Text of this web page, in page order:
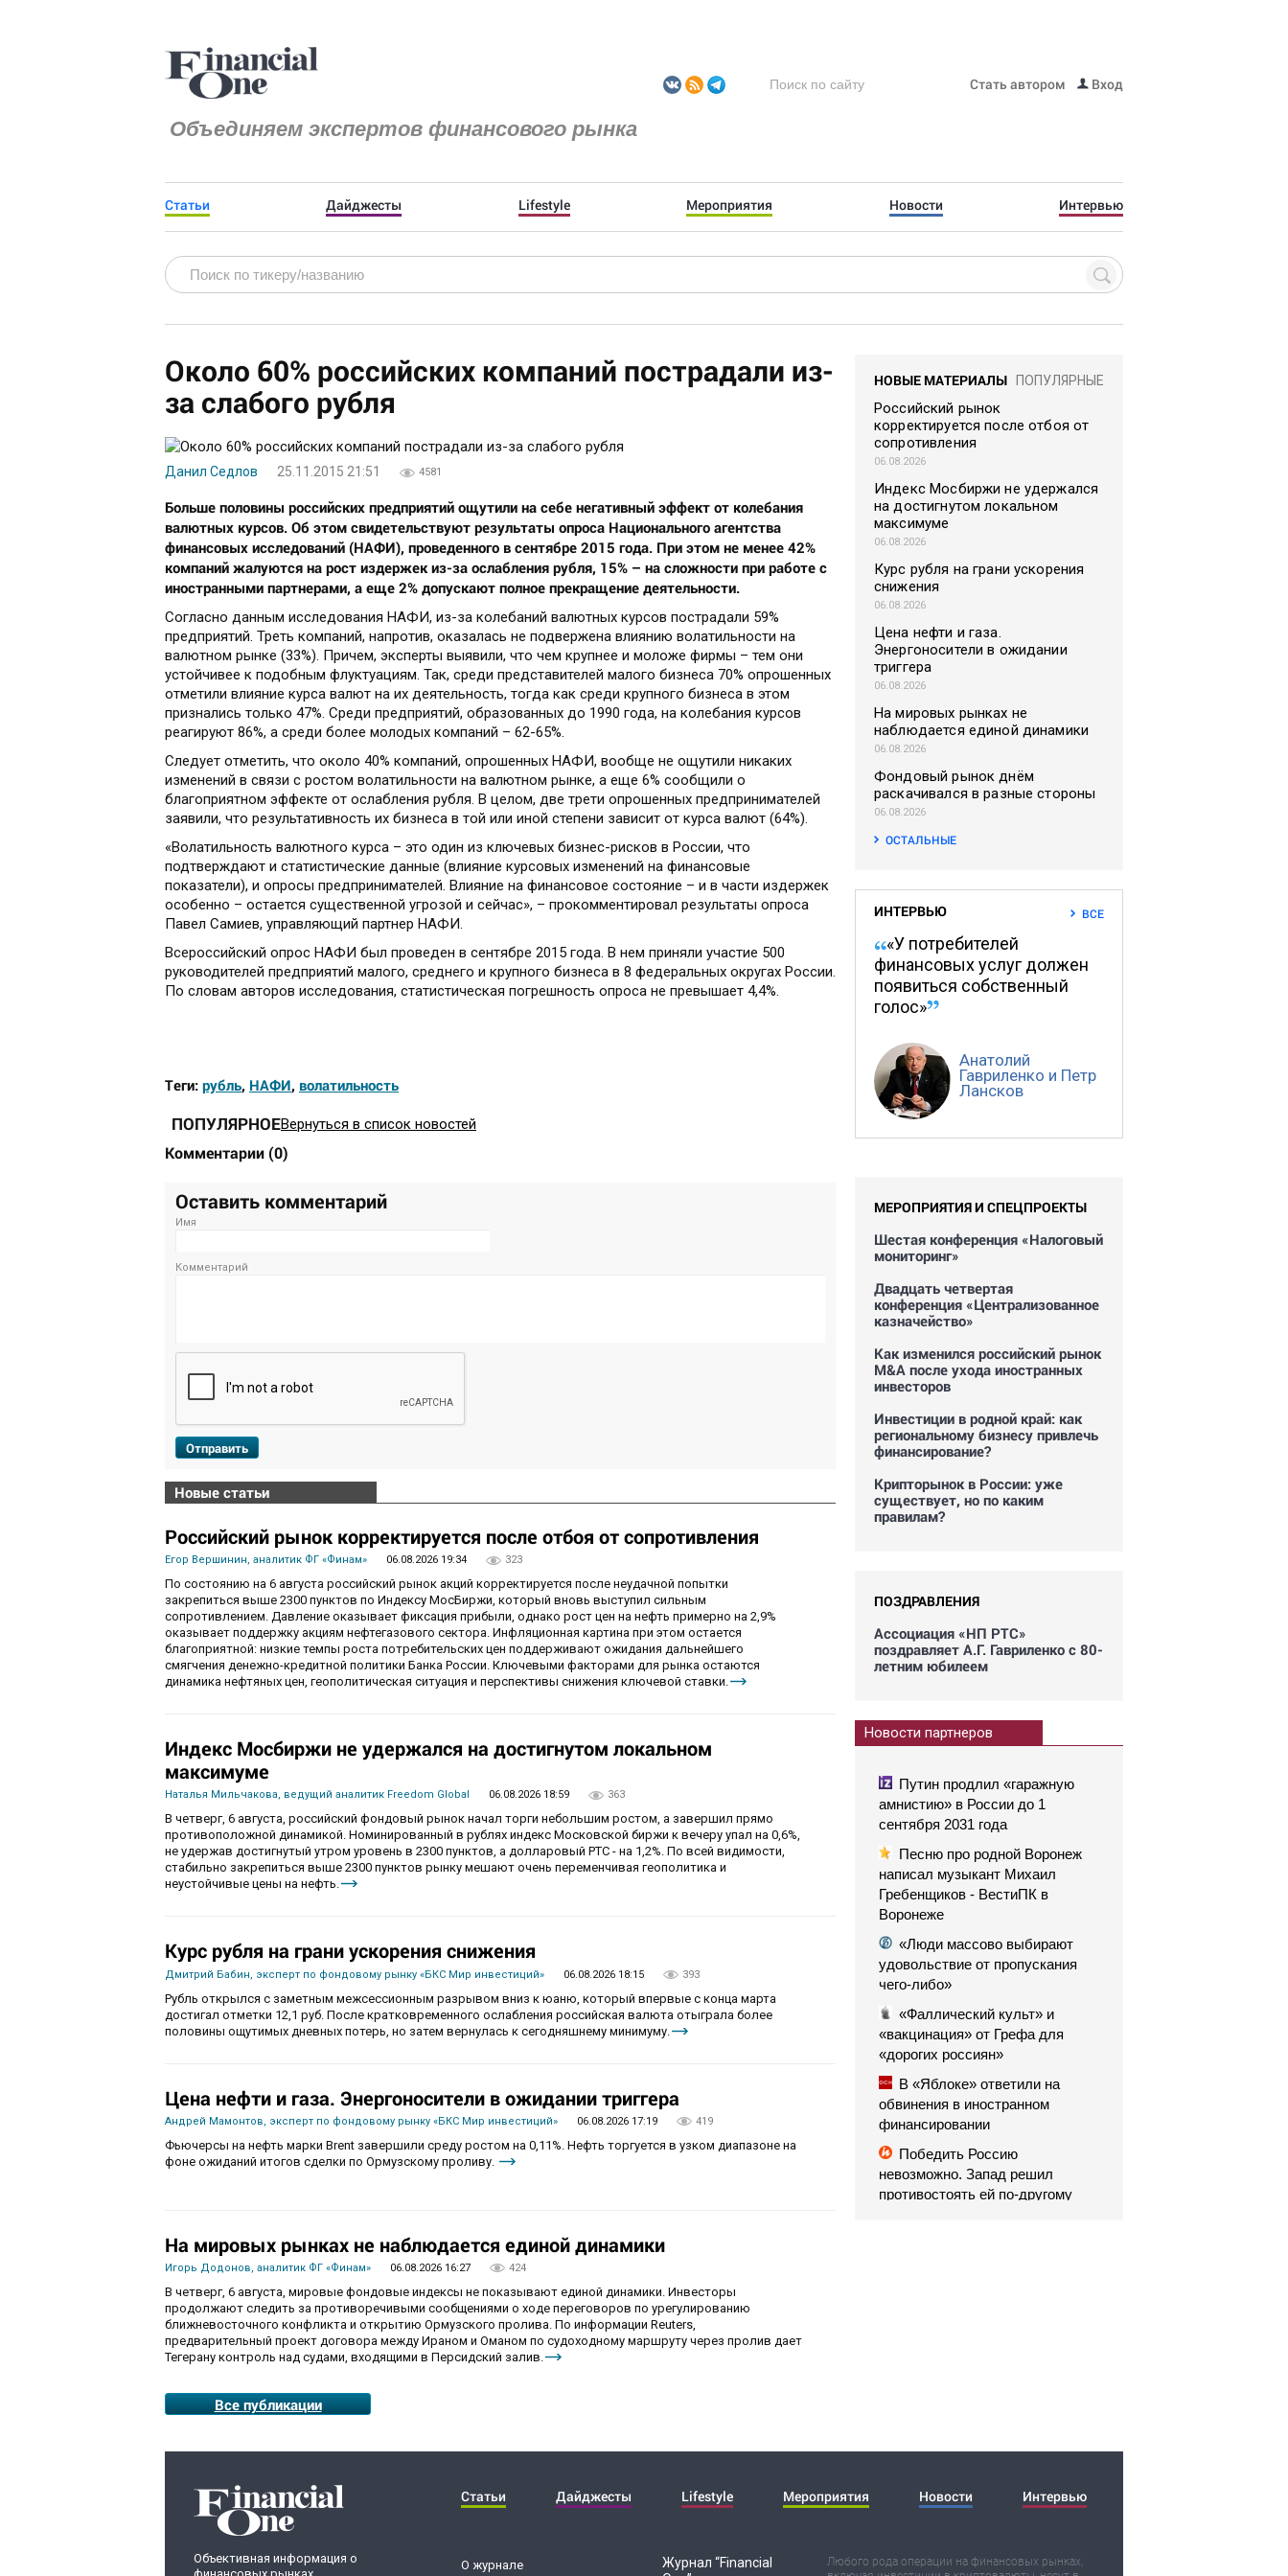
Объединяем экспертов финансового рынка
Стать автором Вход
Статьи Дайджесты Lifestyle Мероприятия Новости Интервью
Около 60% российских компаний пострадали из-
за слабого рубля
Данил Седлов 25.11.2015 21:51 4581
Больше половины российских предприятий ощутили на себе негативный эффект от колебания
валютных курсов. Об этом свидетельствуют результаты опроса Национального агентства
финансовых исследований (НАФИ), проведенного в сентябре 2015 года. При этом не менее 42%
компаний жалуются на рост издержек из-за ослабления рубля, 15% – на сложности при работе с
иностранными партнерами, а еще 2% допускают полное прекращение деятельности.
Согласно данным исследования НАФИ, из-за колебаний валютных курсов пострадали 59%
предприятий. Треть компаний, напротив, оказалась не подвержена влиянию волатильности на
валютном рынке (33%). Причем, эксперты выявили, что чем крупнее и моложе фирмы – тем они
устойчивее к подобным флуктуациям. Так, среди представителей малого бизнеса 70% опрошенных
отметили влияние курса валют на их деятельность, тогда как среди крупного бизнеса в этом
признались только 47%. Среди предприятий, образованных до 1990 года, на колебания курсов
реагируют 86%, а среди более молодых компаний – 62-65%.
Следует отметить, что около 40% компаний, опрошенных НАФИ, вообще не ощутили никаких
изменений в связи с ростом волатильности на валютном рынке, а еще 6% сообщили о
благоприятном эффекте от ослабления рубля. В целом, две трети опрошенных предпринимателей
заявили, что результативность их бизнеса в той или иной степени зависит от курса валют (64%).
«Волатильность валютного курса – это один из ключевых бизнес-рисков в России, что
подтверждают и статистические данные (влияние курсовых изменений на финансовые
показатели), и опросы предпринимателей. Влияние на финансовое состояние – и в части издержек
особенно – остается существенной угрозой и сейчас», – прокомментировал результаты опроса
Павел Самиев, управляющий партнер НАФИ.
Всероссийский опрос НАФИ был проведен в сентябре 2015 года. В нем приняли участие 500
руководителей предприятий малого, среднего и крупного бизнеса в 8 федеральных округах России.
По словам авторов исследования, статистическая погрешность опроса не превышает 4,4%.
Теги: рубль, НАФИ, волатильность
ПОПУЛЯРНОЕВернуться в список новостей
Комментарии (0)
Оставить комментарий
Имя
Комментарий
Отправить
Новые статьи
Российский рынок корректируется после отбоя от сопротивления
Егор Вершинин, аналитик ФГ «Финам» 06.08.2026 19:34 323
По состоянию на 6 августа российский рынок акций корректируется после неудачной попытки
закрепиться выше 2300 пунктов по Индексу МосБиржи, который вновь выступил сильным
сопротивлением. Давление оказывает фиксация прибыли, однако рост цен на нефть примерно на 2,9%
оказывает поддержку акциям нефтегазового сектора. Инфляционная картина при этом остается
благоприятной: низкие темпы роста потребительских цен поддерживают ожидания дальнейшего
смягчения денежно-кредитной политики Банка России. Ключевыми факторами для рынка остаются
динамика нефтяных цен, геополитическая ситуация и перспективы снижения ключевой ставки.
Индекс Мосбиржи не удержался на достигнутом локальном
максимуме
Наталья Мильчакова, ведущий аналитик Freedom Global 06.08.2026 18:59 363
В четверг, 6 августа, российский фондовый рынок начал торги небольшим ростом, а завершил прямо
противоположной динамикой. Номинированный в рублях индекс Московской биржи к вечеру упал на 0,6%,
не удержав достигнутый утром уровень в 2300 пунктов, а долларовый РТС - на 1,2%. По всей видимости,
стабильно закрепиться выше 2300 пунктов рынку мешают очень переменчивая геополитика и
неустойчивые цены на нефть.
Курс рубля на грани ускорения снижения
Дмитрий Бабин, эксперт по фондовому рынку «БКС Мир инвестиций» 06.08.2026 18:15 393
Рубль открылся с заметным межсессионным разрывом вниз к юаню, который впервые с конца марта
достигал отметки 12,1 руб. После кратковременного ослабления российская валюта отыграла более
половины ощутимых дневных потерь, но затем вернулась к сегодняшнему минимуму.
Цена нефти и газа. Энергоносители в ожидании триггера
Андрей Мамонтов, эксперт по фондовому рынку «БКС Мир инвестиций» 06.08.2026 17:19 419
Фьючерсы на нефть марки Brent завершили среду ростом на 0,11%. Нефть торгуется в узком диапазоне на
фоне ожиданий итогов сделки по Ормузскому проливу.
На мировых рынках не наблюдается единой динамики
Игорь Додонов, аналитик ФГ «Финам» 06.08.2026 16:27 424
В четверг, 6 августа, мировые фондовые индексы не показывают единой динамики. Инвесторы
продолжают следить за противоречивыми сообщениями о ходе переговоров по урегулированию
ближневосточного конфликта и открытию Ормузского пролива. По информации Reuters,
предварительный проект договора между Ираном и Оманом по судоходному маршруту через пролив дает
Тегерану контроль над судами, входящими в Персидский залив.
Все публикации
НОВЫЕ МАТЕРИАЛЫ ПОПУЛЯРНЫЕ
Российский рынок
корректируется после отбоя от
сопротивления
06.08.2026
Индекс Мосбиржи не удержался
на достигнутом локальном
максимуме
06.08.2026
Курс рубля на грани ускорения
снижения
06.08.2026
Цена нефти и газа.
Энергоносители в ожидании
триггера
06.08.2026
На мировых рынках не
наблюдается единой динамики
06.08.2026
Фондовый рынок днём
раскачивался в разные стороны
06.08.2026
ОСТАЛЬНЫЕ
ИНТЕРВЬЮ ВСЕ
«У потребителей
финансовых услуг должен
появиться собственный
голос»
Анатолий
Гавриленко и Петр
Лансков
МЕРОПРИЯТИЯ И СПЕЦПРОЕКТЫ
Шестая конференция «Налоговый
мониторинг»
Двадцать четвертая
конференция «Централизованное
казначейство»
Как изменился российский рынок
M&A после ухода иностранных
инвесторов
Инвестиции в родной край: как
региональному бизнесу привлечь
финансирование?
Крипторынок в России: уже
существует, но по каким
правилам?
ПОЗДРАВЛЕНИЯ
Ассоциация «НП РТС»
поздравляет А.Г. Гавриленко с 80-
летним юбилеем
Новости партнеров
Путин продлил «гаражную
амнистию» в России до 1
сентября 2031 года
Песню про родной Воронеж
написал музыкант Михаил
Гребенщиков - ВестиПК в
Воронеже
«Люди массово выбирают
удовольствие от пропускания
чего-либо»
«Фаллический культ» и
«вакцинация» от Грефа для
«дорогих россиян»
В «Яблоке» ответили на
обвинения в иностранном
финансировании
Победить Россию
невозможно. Запад решил
противостоять ей по-другому
Объективная информация о
Статьи Дайджесты Lifestyle Мероприятия Новости Интервью
О журнале
Журнал “Financial
Любого рода операции на финансовых рынках,